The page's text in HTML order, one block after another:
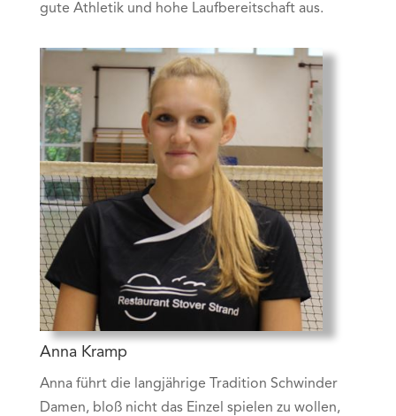
gute Athletik und hohe Laufbereitschaft aus.
Anna Kramp
Anna führt die langjährige Tradition Schwinder
Damen, bloß nicht das Einzel spielen zu wollen,